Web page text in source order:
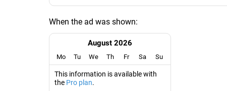
When the ad was shown:
August 2026
Mo Tu We Th Fr Sa Su
This information is available with
the Pro plan.